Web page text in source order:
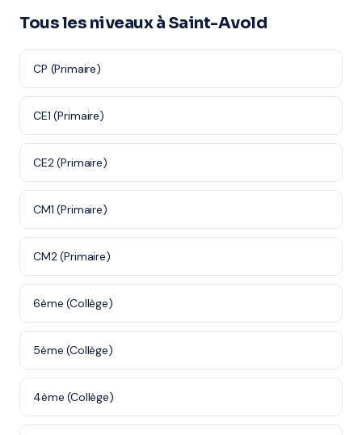
Tous les niveaux à Saint-Avold
CP (Primaire)
CE1 (Primaire)
CE2 (Primaire)
CM1 (Primaire)
CM2 (Primaire)
6ème (Collège)
5ème (Collège)
4ème (Collège)